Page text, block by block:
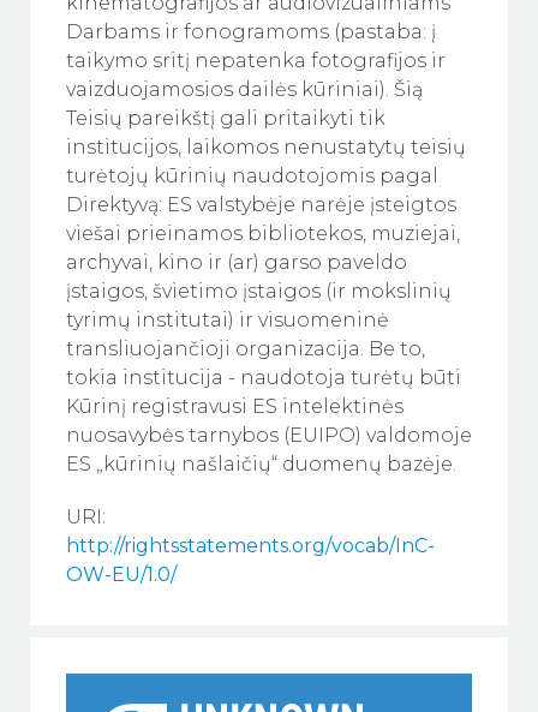
Darbams ir fonogramoms (pastaba: į
taikymo sritį nepatenka fotografijos ir
vaizduojamosios dailės kūriniai). Šią
Teisių pareikštį gali pritaikyti tik
institucijos, laikomos nenustatytų teisių
turėtojų kūrinių naudotojomis pagal
Direktyvą: ES valstybėje narėje įsteigtos
viešai prieinamos bibliotekos, muziejai,
archyvai, kino ir (ar) garso paveldo
įstaigos, švietimo įstaigos (ir mokslinių
tyrimų institutai) ir visuomeninė
transliuojančioji organizacija. Be to,
tokia institucija - naudotoja turėtų būti
Kūrinį registravusi ES intelektinės
nuosavybės tarnybos (EUIPO) valdomoje
ES „kūrinių našlaičių“ duomenų bazėje.
URI:
http://rightsstatements.org/vocab/InC-
OW-EU/1.0/